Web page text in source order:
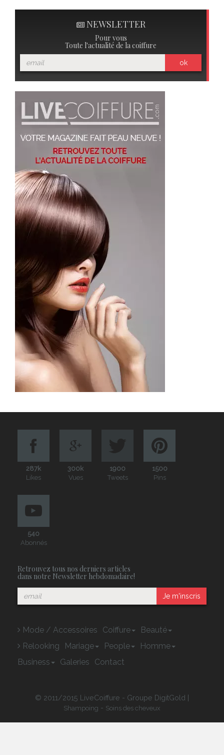
NEWSLETTER
Pour vous
Toute l'actualité de la coiffure
ok
287k
Likes
300k
Vues
1900
Tweets
1500
Pins
540
Abonnés
Retrouvez tous nos derniers articles
dans notre Newsletter hebdomadaire!
Je m'inscris
Mode / Accessoires Coiffure
Beauté
Relooking
Mariage People
Homme
Business
Galeries Contact
© 2011/2015 LiveCoiffure - Groupe DigitGold |
Shampoing - Soins des cheveux